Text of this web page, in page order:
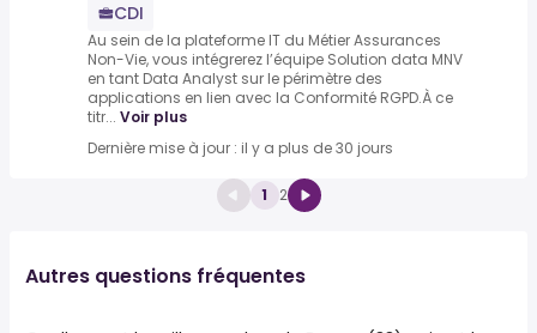
CDI
Au sein de la plateforme IT du Métier Assurances
Non-Vie, vous intégrerez l’équipe Solution data MNV
en tant Data Analyst sur le périmètre des
applications en lien avec la Conformité RGPD.À ce
titr... Voir plus
Dernière mise à jour : il y a plus de 30 jours
1 2
Autres questions fréquentes